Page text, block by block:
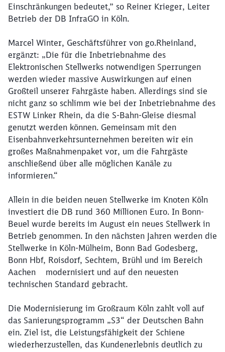
Einschränkungen bedeutet,” so Reiner Krieger, Leiter
Betrieb der DB InfraGO in Köln.
Marcel Winter, Geschäftsführer von go.Rheinland,
ergänzt: „Die für die Inbetriebnahme des
Elektronischen Stellwerks notwendigen Sperrungen
werden wieder massive Auswirkungen auf einen
Großteil unserer Fahrgäste haben. Allerdings sind sie
nicht ganz so schlimm wie bei der Inbetriebnahme des
ESTW Linker Rhein, da die S-Bahn-Gleise diesmal
genutzt werden können. Gemeinsam mit den
Eisenbahnverkehrsunternehmen bereiten wir ein
großes Maßnahmenpaket vor, um die Fahrgäste
anschließend über alle möglichen Kanäle zu
informieren.“
Allein in die beiden neuen Stellwerke im Knoten Köln
investiert die DB rund 360 Millionen Euro. In Bonn-
Beuel wurde bereits im August ein neues Stellwerk in
Betrieb genommen. In den nächsten Jahren werden die
Stellwerke in Köln-Mülheim, Bonn Bad Godesberg,
Bonn Hbf, Roisdorf, Sechtem, Brühl und im Bereich
Aachen modernisiert und auf den neuesten
technischen Standard gebracht.
Die Modernisierung im Großraum Köln zahlt voll auf
das Sanierungsprogramm „S3“ der Deutschen Bahn
ein. Ziel ist, die Leistungsfähigkeit der Schiene
wiederherzustellen, das Kundenerlebnis deutlich zu
Möchten Sie zuweitergeleitet